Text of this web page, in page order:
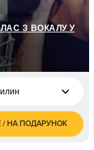
З ВОКАЛУ У
700
грн
/ НА ПОДАРУНОК